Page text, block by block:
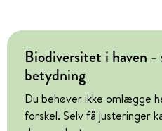
Biodiversitet i haven -
betydning
Du behøver ikke omlægge
forskel. Selv få justeringer